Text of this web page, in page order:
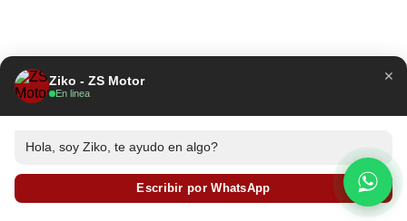
Ziko - ZS Motor
En linea
×
Hola, soy Ziko, te ayudo en algo?
Escribir por WhatsApp